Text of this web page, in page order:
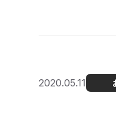
2020.05.11